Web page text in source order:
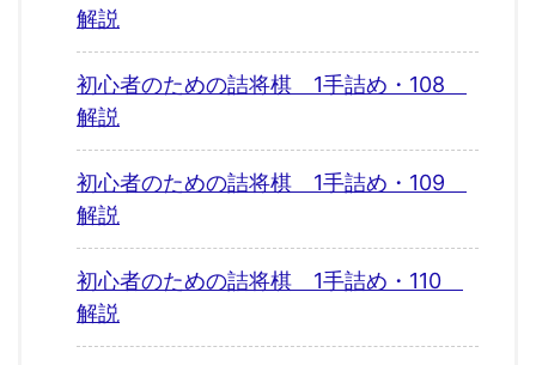
解説
初心者のための詰将棋 1手詰め・108
解説
初心者のための詰将棋 1手詰め・109
解説
初心者のための詰将棋 1手詰め・110
解説